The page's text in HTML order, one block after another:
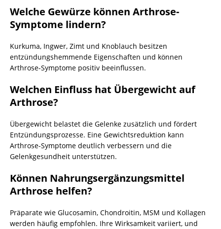
Welche Gewürze können Arthrose-
Symptome lindern?
Kurkuma, Ingwer, Zimt und Knoblauch besitzen
entzündungshemmende Eigenschaften und können
Arthrose-Symptome positiv beeinflussen.
Welchen Einfluss hat Übergewicht auf
Arthrose?
Übergewicht belastet die Gelenke zusätzlich und fördert
Entzündungsprozesse. Eine Gewichtsreduktion kann
Arthrose-Symptome deutlich verbessern und die
Gelenkgesundheit unterstützen.
Können Nahrungsergänzungsmittel
Arthrose helfen?
Präparate wie Glucosamin, Chondroitin, MSM und Kollagen
werden häufig empfohlen. Ihre Wirksamkeit variiert, und